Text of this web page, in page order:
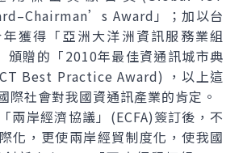
Award 」；加以台
獲得「亞洲大洋洲資訊服務業組
頒贈的「2010年最佳資通訊城市典
Best Practice Award) ，以上這
際社會對我國資通訊產業的肯定。
岸經濟協議」(ECFA)簽訂後，不
化，更使兩岸經貿制度化，使我國